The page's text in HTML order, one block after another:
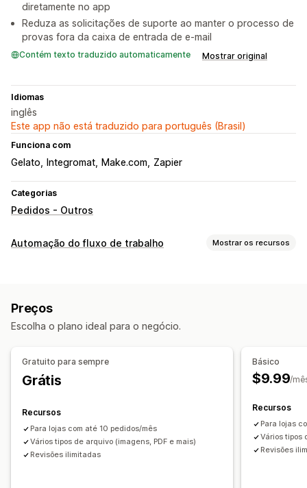
diretamente no app
Reduza as solicitações de suporte ao manter o processo de
provas fora da caixa de entrada de e-mail
Contém texto traduzido automaticamente Mostrar original
Idiomas
inglês
Este app não está traduzido para português (Brasil)
Funciona com
Gelato Integromat Make.com Zapier
Categorias
Pedidos - Outros
Automação do fluxo de trabalho Mostrar os recursos
Processamento de pedidos
Fluxos de trabalho personalizados
Preços
Escolha o plano ideal para o negócio.
Gratuito para sempre
Grátis
Recursos
Para lojas com até 10 pedidos/mês
Vários tipos de arquivo (imagens, PDF e mais)
Revisões ilimitadas
Básico
$9.99/
Recursos
Para lojas
Vários tipos
Revisões